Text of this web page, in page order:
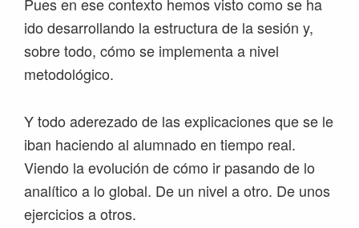
ido desarrollando la estructura de la sesión y,
sobre todo, cómo se implementa a nivel
metodológico.
Y todo aderezado de las explicaciones que se le
iban haciendo al alumnado en tiempo real.
Viendo la evolución de cómo ir pasando de lo
analítico a lo global. De un nivel a otro. De unos
ejercicios a otros.